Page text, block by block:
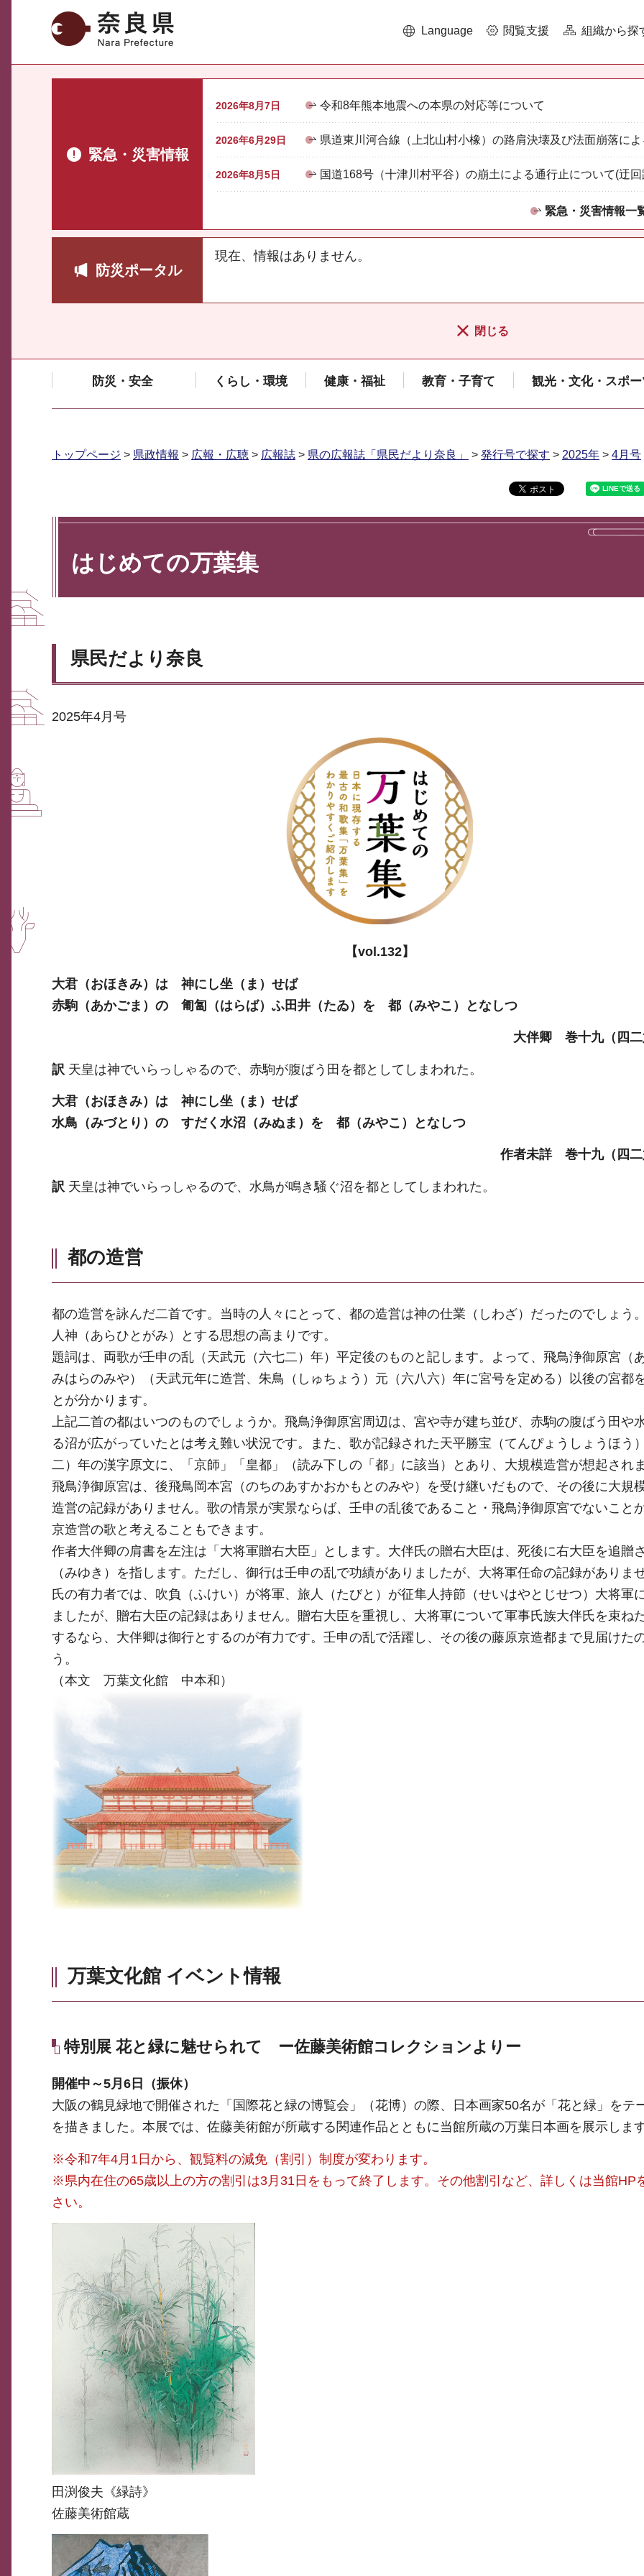
奈良県 Language 閲覧支援 組織から探
緊急・災害情報
2026年8月7日 令和8年熊本地震への本県の対応等について
2026年6月29日 県道東川河合線（上北山村小橡）の路肩決壊及び法面崩落に
2026年8月5日 国道168号（十津川村平谷）の崩土による通行止について(迂
緊急・災害情報一
防災ポータル
現在、情報はありません。
閉じる
防災・安全 くらし・環境 健康・福祉 教育・子育て 観光・文化・スポー
トップページ > 県政情報 > 広報・広聴 > 広報誌 > 県の広報誌「県民だより奈良」 > 発行号で探す > 2025年 > 4月号
はじめての万葉集
県民だより奈良
2025年4月号
【vol.132】
大君（おほきみ）は 神にし坐（ま）せば
赤駒（あかごま）の 匍匐（はらば）ふ田井（たゐ）を 都（みやこ）となしつ
大伴卿 巻十九（四二
訳 天皇は神でいらっしゃるので、赤駒が腹ばう田を都としてしまわれた。
大君（おほきみ）は 神にし坐（ま）せば
水鳥（みづとり）の すだく水沼（みぬま）を 都（みやこ）となしつ
作者未詳 巻十九（四二
訳 天皇は神でいらっしゃるので、水鳥が鳴き騒ぐ沼を都としてしまわれた。
都の造営
都の造営を詠んだ二首です。当時の人々にとって、都の造営は神の仕業（しわざ）だったのでしょう
人神（あらひとがみ）とする思想の高まりです。
題詞は、両歌が壬申の乱（天武元（六七二）年）平定後のものと記します。よって、飛鳥浄御原宮（
みはらのみや）（天武元年に造営、朱鳥（しゅちょう）元（六八六）年に宮号を定める）以後の宮都
とが分かります。
上記二首の都はいつのものでしょうか。飛鳥浄御原宮周辺は、宮や寺が建ち並び、赤駒の腹ばう田や
る沼が広がっていたとは考え難い状況です。また、歌が記録された天平勝宝（てんぴょうしょうほう
二）年の漢字原文に、「京師」「皇都」（読み下しの「都」に該当）とあり、大規模造営が想起されま
飛鳥浄御原宮は、後飛鳥岡本宮（のちのあすかおかもとのみや）を受け継いだもので、その後に大規
造営の記録がありません。歌の情景が実景ならば、壬申の乱後であること・飛鳥浄御原宮でないこと
京造営の歌と考えることもできます。
作者大伴卿の肩書を左注は「大将軍贈右大臣」とします。大伴氏の贈右大臣は、死後に右大臣を追贈
（みゆき）を指します。ただし、御行は壬申の乱で功績がありましたが、大将軍任命の記録がありま
氏の有力者では、吹負（ふけい）が将軍、旅人（たびと）が征隼人持節（せいはやとじせつ）大将軍
ましたが、贈右大臣の記録はありません。贈右大臣を重視し、大将軍について軍事氏族大伴氏を束ね
するなら、大伴卿は御行とするのが有力です。壬申の乱で活躍し、その後の藤原京造都まで見届けた
う。
（本文 万葉文化館 中本和）
万葉文化館 イベント情報
特別展 花と緑に魅せられて ー佐藤美術館コレクションよりー
開催中～5月6日（振休）
大阪の鶴見緑地で開催された「国際花と緑の博覧会」（花博）の際、日本画家50名が「花と緑」をテ
を描きました。本展では、佐藤美術館が所蔵する関連作品とともに当館所蔵の万葉日本画を展示します
※令和7年4月1日から、観覧料の減免（割引）制度が変わります。
※県内在住の65歳以上の方の割引は3月31日をもって終了します。その他割引など、詳しくは当館HP
さい。
田渕俊夫《緑詩》
佐藤美術館蔵